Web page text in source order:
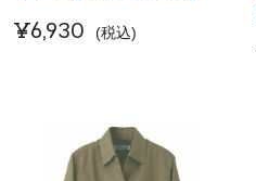
¥6,930 税込